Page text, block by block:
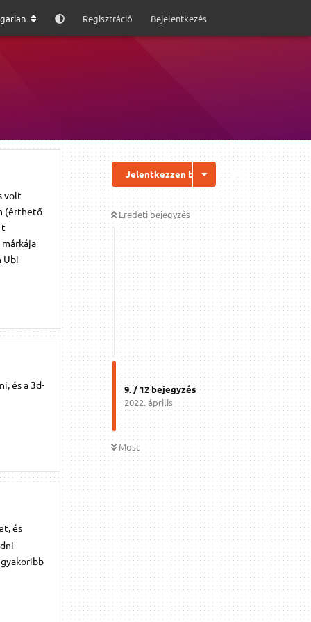
Regisztráció Bejelentkezés
Jelentkezzen be a válaszhoz
Eredeti bejegyzés
9. /12bejegyzés
2022. április
Most
volt
(érthető
t
Ubi
és a 3d-
és